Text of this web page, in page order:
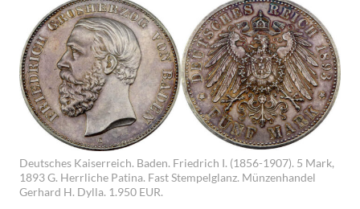
Deutsches Kaiserreich. Baden. Friedrich I. (1856-1907). 5 Mark,
1893 G. Herrliche Patina. Fast Stempelglanz. Münzenhandel
Gerhard H. Dylla. 1.950 EUR.